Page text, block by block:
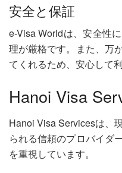
安全と保証
e-Visa Worldは、安全性
理が厳格です。また、万
てくれるため、安心して
Hanoi Visa
Hanoi Visa Servicesは、
られる信頼のプロバイダ
を重視しています。